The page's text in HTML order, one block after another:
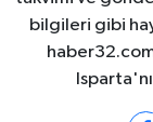
bilgileri gibi